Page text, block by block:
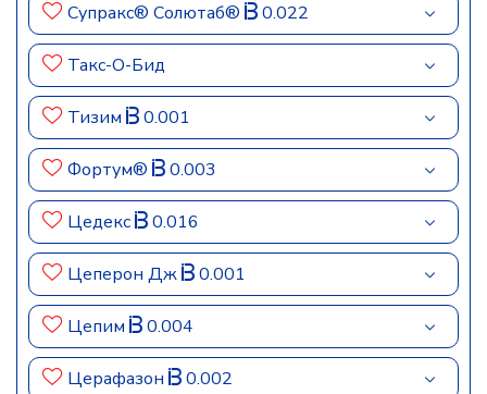
Супракс® Солютаб® 0.022
Такс-О-Бид
Тизим 0.001
Фортум® 0.003
Цедекс 0.016
Цеперон Дж 0.001
Цепим 0.004
Церафазон 0.002